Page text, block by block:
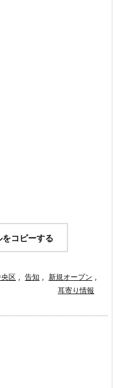
コピーする
区 , 告知 , 新規オープン ,
耳寄り情報